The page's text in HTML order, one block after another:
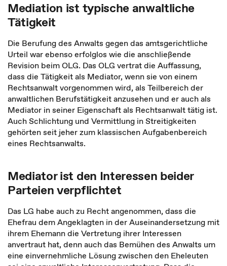
Mediation ist typische anwaltliche
Tätigkeit
Die Berufung des Anwalts gegen das amtsgerichtliche
Urteil war ebenso erfolglos wie die anschließende
Revision beim OLG. Das OLG vertrat die Auffassung,
dass die Tätigkeit als Mediator, wenn sie von einem
Rechtsanwalt vorgenommen wird, als Teilbereich der
anwaltlichen Berufstätigkeit anzusehen und er auch als
Mediator in seiner Eigenschaft als Rechtsanwalt tätig ist.
Auch Schlichtung und Vermittlung in Streitigkeiten
gehörten seit jeher zum klassischen Aufgabenbereich
eines Rechtsanwalts.
Mediator ist den Interessen beider
Parteien verpflichtet
Das LG habe auch zu Recht angenommen, dass die
Ehefrau dem Angeklagten in der Auseinandersetzung mit
ihrem Ehemann die Vertretung ihrer Interessen
anvertraut hat, denn auch das Bemühen des Anwalts um
eine einvernehmliche Lösung zwischen den Eheleuten